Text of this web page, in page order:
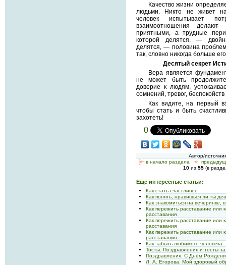
Качество жизни
людьми. Никто не живет
человек испытывает
взаимоотношения
приятными, а трудные
которой делятся, —
делятся, — половина
так, словно никогда больше
Десятый секрет
Вера является
не может быть
доверие к людям,
сомнений, тревог,
Как видите, на первый
чтобы стать и быть
захотеть!
0
Автор/
[<— в начало раздела <-
10 из 55 (в
Ещё интересные статьи:
Как стать счастливее
Как понять, нравишься ли ты
Как знакомиться на вечеринке,
Как пережить расставание или
расставания
Как пережить расставание или
расставания
Как пережить расставание или
расставания
Как забыть любимого человека
Тосты. Поздравления и тосты
Поздравления. С Днём
Л. А. Егорова. Мой здоровый